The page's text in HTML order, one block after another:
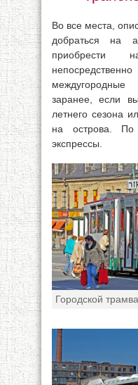
Во все места,
добраться на
приобрести
заранее, если
летнего сезона
на острова. По
экспрессы.
Городской